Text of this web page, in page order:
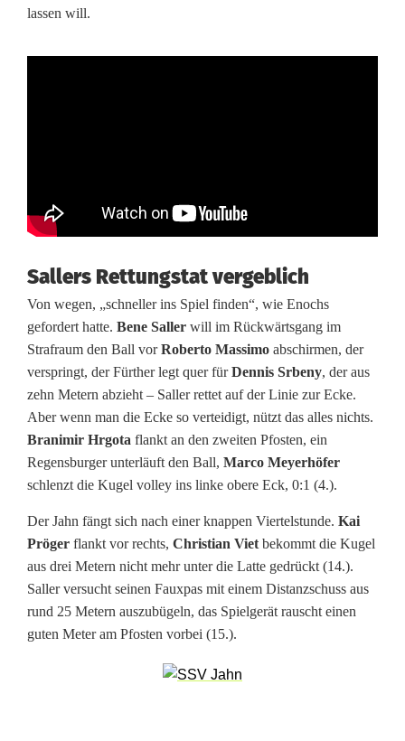
n
d
u
l
e
f
f
e
t
i
v
F
lassen will.
Sallers Rettungstat vergeblich
Von wegen, „schneller ins Spiel finden“, wie Enochs
gefordert hatte. Bene Saller will im Rückwärtsgang im
Strafraum den Ball vorRoberto Massimo abschirmen, der
verspringt, der Fürther legt quer fürDennis Srbeny, der aus
zehn Metern abzieht – Saller rettet auf der Linie zur Ecke.
Aber wenn man die Ecke so verteidigt, nützt das alles nichts.
Branimir Hrgota flankt an den zweiten Pfosten, ein
Regensburger unterläuft den Ball, Marco Meyerhöfer
schlenzt die Kugel volley ins linke obere Eck, 0:1 (4.).
Der Jahn fängt sich nach einer knappen Viertelstunde. Kai
Pröger flankt vor rechts, Christian Viet bekommt die Kugel
aus drei Metern nicht mehr unter die Latte gedrückt (14.).
Saller versucht seinen Fauxpas mit einem Distanzschuss aus
rund 25 Metern auszubügeln, das Spielgerät rauscht einen
guten Meter am Pfosten vorbei (15.).